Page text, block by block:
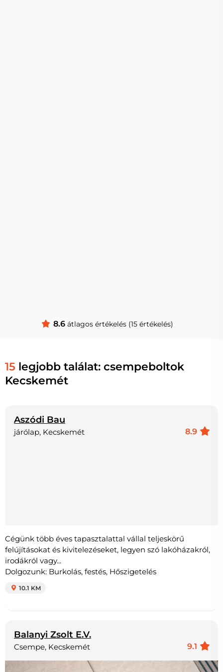
8.6 átlagos értékelés (15 értékelés)
15 legjobb találat: csempeboltok
Kecskemét
Aszódi Bau
8.9
járólap, Kecskemét
Cégünk több éves tapasztalattal vállal teljeskörű
felújításokat és kivitelezéseket, legyen szó lakóházakról,
irodákról vagy...
Dolgozunk: Burkolás, festés, Hőszigetelés
10.1 KM
Balanyi Zsolt E.V.
9.1
Csempe, Kecskemét